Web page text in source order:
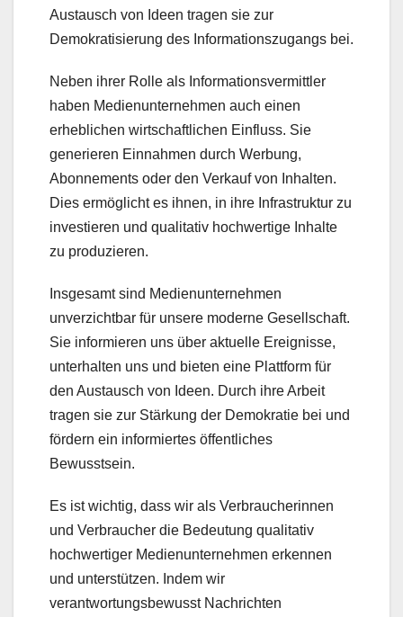
Austausch von Ideen tragen sie zur
Demokratisierung des Informationszugangs bei.
Neben ihrer Rolle als Informationsvermittler
haben Medienunternehmen auch einen
erheblichen wirtschaftlichen Einfluss. Sie
generieren Einnahmen durch Werbung,
Abonnements oder den Verkauf von Inhalten.
Dies ermöglicht es ihnen, in ihre Infrastruktur zu
investieren und qualitativ hochwertige Inhalte
zu produzieren.
Insgesamt sind Medienunternehmen
unverzichtbar für unsere moderne Gesellschaft.
Sie informieren uns über aktuelle Ereignisse,
unterhalten uns und bieten eine Plattform für
den Austausch von Ideen. Durch ihre Arbeit
tragen sie zur Stärkung der Demokratie bei und
fördern ein informiertes öffentliches
Bewusstsein.
Es ist wichtig, dass wir als Verbraucherinnen
und Verbraucher die Bedeutung qualitativ
hochwertiger Medienunternehmen erkennen
und unterstützen. Indem wir
verantwortungsbewusst Nachrichten